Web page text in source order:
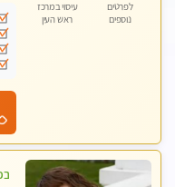
לפרטים
נוספים
עיסוי במרכז
ראש העין